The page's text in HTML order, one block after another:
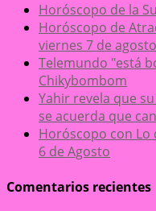
Horóscopo de la
Horóscopo de
viernes 7 de agosto
Telemundo "está
Chikybombom
Yahir revela que
se acuerda que
Horóscopo con Lo
6 de Agosto
Comentarios recientes